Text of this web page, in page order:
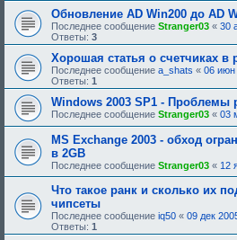
Обновление AD Win200 до AD
Последнее сообщение Stranger03 « 30
Ответы: 3
Хорошая статья о счетчиках в
Последнее сообщение a_shats « 06 июн
Ответы: 1
Windows 2003 SP1 - Проблемы
Последнее сообщение Stranger03 « 03
MS Exchange 2003 - обход
в 2GB
Последнее сообщение Stranger03 « 12
Что такое ранк и сколько их
чипсеты
Последнее сообщение iq50 « 09 дек
Ответы: 1